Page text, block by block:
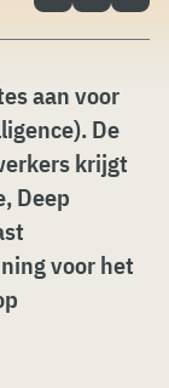
aan voor
De
krijgt
Deep
voor het